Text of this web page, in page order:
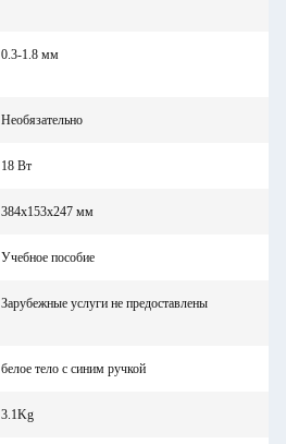
0.3-1.8 мм
Необязательно
18 Вт
384х153х247 мм
Учебное пособие
Зарубежные услуги не предоставлены
белое тело с синим ручкой
3.1Kg